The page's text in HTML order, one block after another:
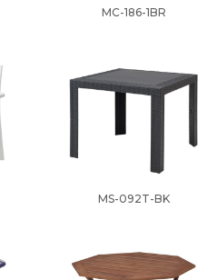
MC-186-1BR
MS-092T-BK